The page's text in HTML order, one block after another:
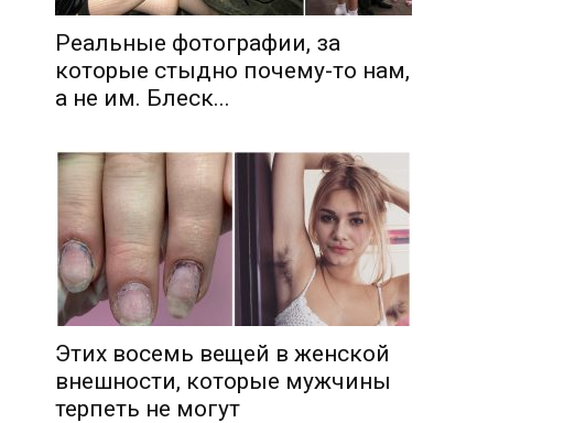
Реальные фотографии, за
которые стыдно почему-то нам,
а не им. Блеск...
Этих восемь вещей в женской
внешности, которые мужчины
терпеть не могут